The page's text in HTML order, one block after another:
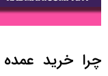
چرا خرید